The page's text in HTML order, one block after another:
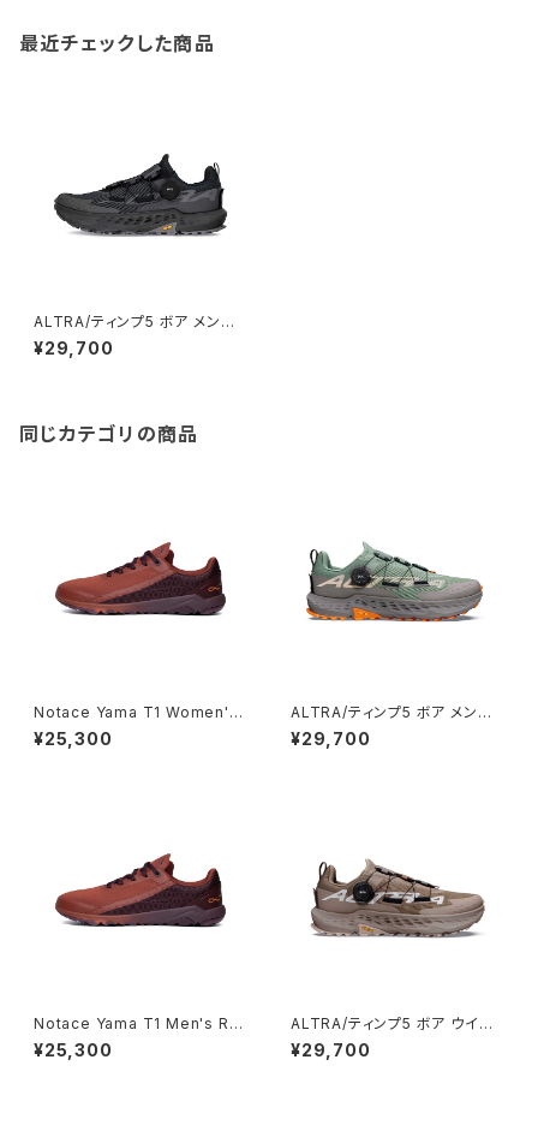
最近チェックした商品
ALTRA/ティンプ5 ボア メンズ
BLACK/BLACK
¥29,700
同じカテゴリの商品
Notace Yama T1 Women's
Rust
¥25,300
ALTRA/ティンプ5 ボア メンズ7
TRL/PEARLZD/ROSE DUST
¥29,700
Notace Yama T1 Men's Ru
st
¥25,300
ALTRA/ティンプ5 ボア ウイメ
ンズ7s MTN TRL/PEARLZD/
ROSE DUST
¥29,700